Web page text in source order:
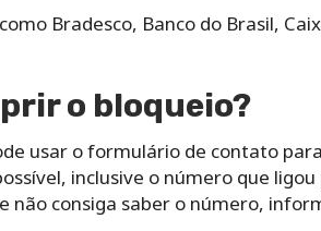
Bradesco, Banco do Brasil,
o bloqueio?
usar o formulário de contato para
inclusive o número que ligou
não consiga saber o número,